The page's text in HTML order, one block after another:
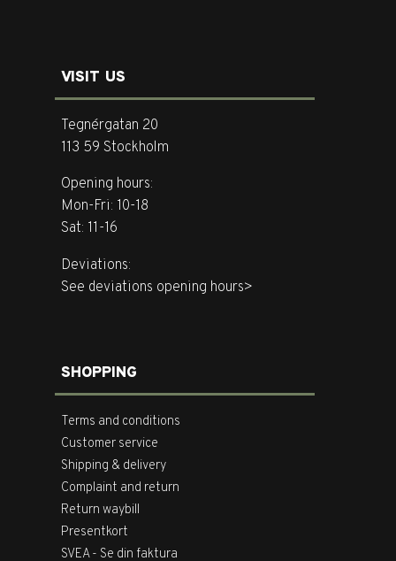
VISIT US
Tegnérgatan 20
113 59 Stockholm
Opening hours:
Mon-Fri: 10-18
Sat: 11-16
Deviations:
See deviations opening hours>
SHOPPING
Terms and conditions
Customer service
Shipping & delivery
Complaint and return
Return waybill
Presentkort
SVEA - Se din faktura